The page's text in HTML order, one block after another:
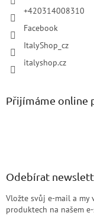
+420314008310
Facebook
ItalyShop_cz
italyshop.cz
Přijímáme online
Odebírat
Vložte svůj e-mail a my
produktech na našem